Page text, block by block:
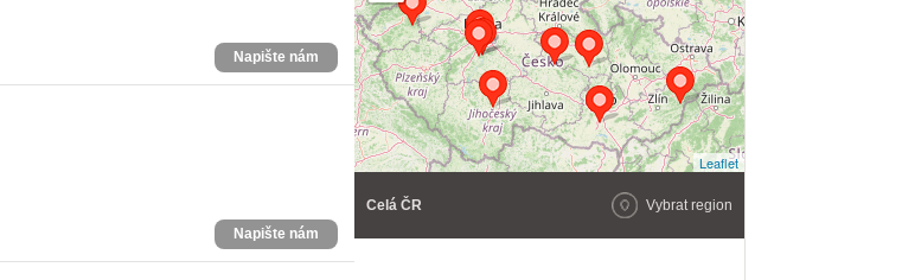
Napište nám
Napište nám
Leaflet
Celá ČR Vybrat region